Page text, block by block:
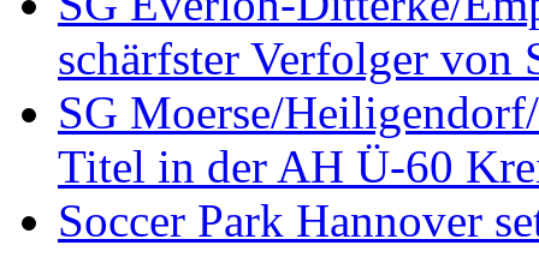
schärfster Verfolger von
SG Moerse/
Titel in der AH Ü-60
Soccer Park Hannover